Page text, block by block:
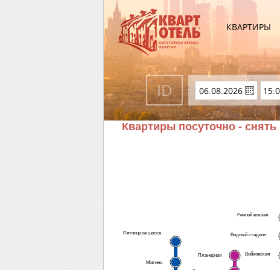
КВАРТИРЫ
Квартиры посуточно -
Планерная
Речной вокзал
Водный стадион
Войковская
Митино
Пятницкое шоссе